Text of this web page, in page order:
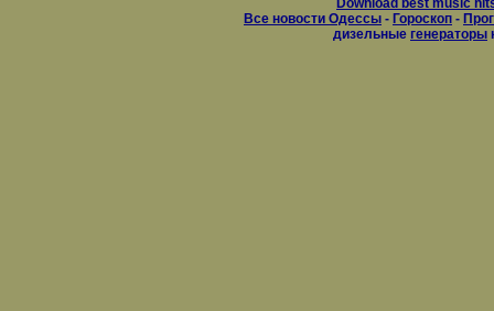
Download best music
Все новости Одессы - Гороскоп -
дизельные генераторы